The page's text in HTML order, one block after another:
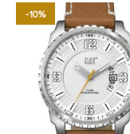
-10%